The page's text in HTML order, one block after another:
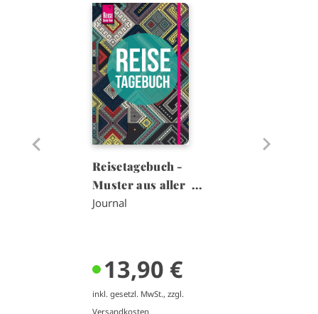
I
m
a
g
e
Reisetagebuch -
Muster aus aller ...
Journal
13,90 €
inkl. gesetzl. MwSt., zzgl.
Versandkosten